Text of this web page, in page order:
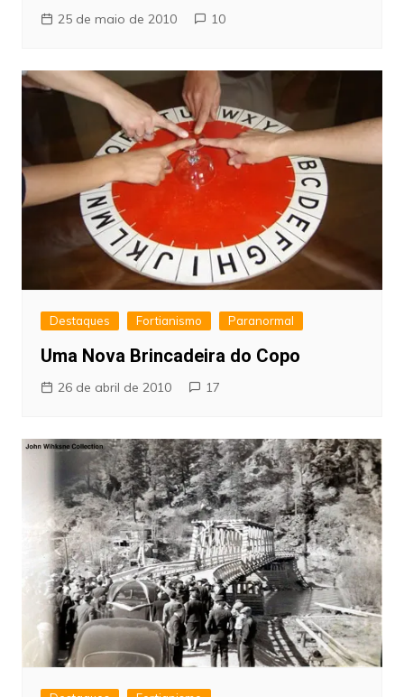
25 de maio de 2010 10
Destaques Fortianismo Paranormal
Uma Nova Brincadeira do Copo
26 de abril de 2010 17